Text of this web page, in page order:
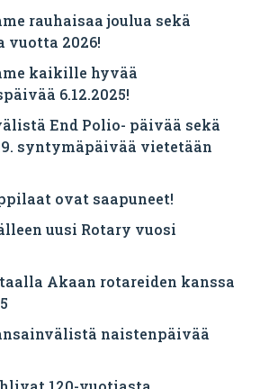
rauhaisaa joulua sekä
vuotta 2026!
kaikille hyvää
6.12.2025!
End Polio- päivää sekä
syntymäpäivää vietetään
ovat saapuneet!
uusi Rotary vuosi
Akaan rotareiden kanssa
naistenpäivää